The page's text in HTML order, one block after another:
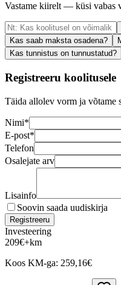
Vastame kiirelt — küsi vabas
Kas saab maksta osadena?
Kas tunnistus on tunnustatud?
Registreeru koolitusele
Täida allolev vorm ja võtame
Nimi*
E-post*
Telefon
Osalejate arv
Lisainfo
Soovin saada uudiskirja
Registreeru
Investeering
209€+km
Koos KM-ga: 259,16€